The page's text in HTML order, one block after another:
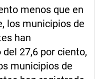
menos que en
los municipios de
han
27,6 por ciento,
municipios de